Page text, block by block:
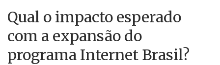
Qual o impacto esperado
com a expansão do
programa Internet Brasil?